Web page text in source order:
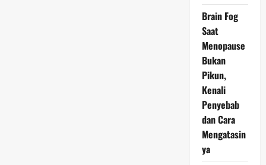
Brain Fog
Saat
Menopause
Bukan
Pikun,
Kenali
Penyebab
dan Cara
Mengatasin
ya